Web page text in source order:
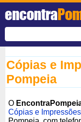
encontra
Cópias e
Pompeia
O
Cópias e